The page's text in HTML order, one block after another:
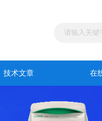
技术文章 在